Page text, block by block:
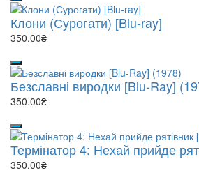
Клони (Сурогати) [Blu-ray]
350.00₴
Безславні виродки [Blu-Ray]
350.00₴
Термінатор 4: Нехай прийде
350.00₴